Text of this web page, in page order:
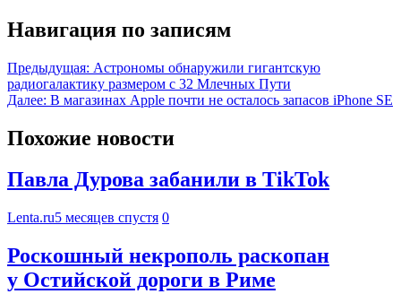
Навигация по записям
Предыдущая: Астрономы обнаружили гигантскую
радиогалактику размером с 32 Млечных Пути
Далее: В магазинах Apple почти не осталось запасов iPhone SE
Похожие новости
Павла Дурова забанили в TikTok
Lenta.ru5 месяцев спустя 0
Роскошный некрополь раскопан
у Остийской дороги в Риме